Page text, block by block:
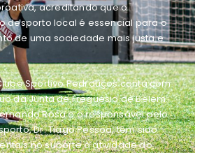
acreditando que o
desporto local é essencial para o
de uma sociedade mais justa e
Sportivo Pedrouços conta com
da Junta de Freguesia de Belém.
Rosa e o responsável pelo
Dr. Tiago Pessoa, têm sido
no suporte à atividade do